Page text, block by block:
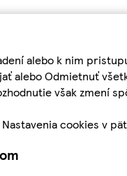
alebo k nim
alebo Odmietnuť
však zmení
cookies v